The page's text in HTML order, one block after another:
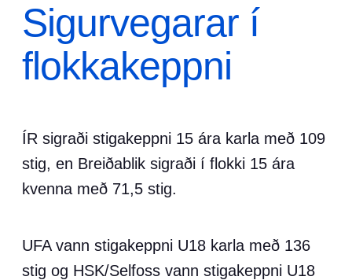
Sigurvegarar í
flokkakeppni
ÍR sigraði stigakeppni 15 ára karla með 109
stig, en Breiðablik sigraði í flokki 15 ára
kvenna með 71,5 stig.
UFA vann stigakeppni U18 karla með 136
stig og HSK/Selfoss vann stigakeppni U18